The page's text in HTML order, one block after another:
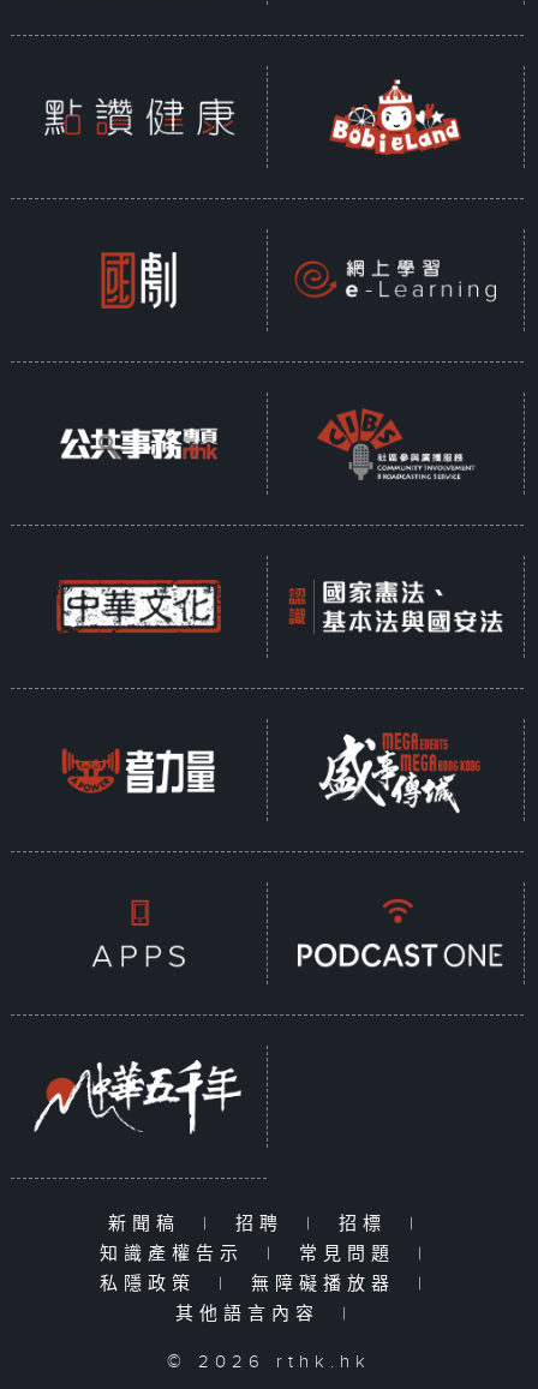
新聞稿 | 招聘 | 招標
|
知識產權告示
| 常見問題
|
私隱政策
| 無障礙播放器
|
其他語言內容
|
© 2026 rthk.hk